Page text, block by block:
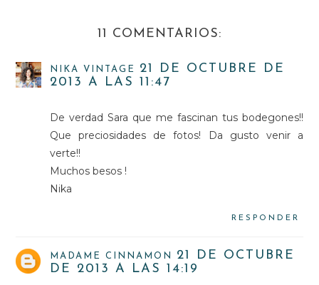
11 COMENTARIOS:
NIKA VINTAGE
21 DE OCTUBRE DE
2013 A LAS 11:47
De verdad Sara que me fascinan tus bodegones!!
Que preciosidades de fotos! Da gusto venir a
verte!!
Muchos besos !
Nika
RESPONDER
MADAME CINNAMON
21 DE OCTUBRE
DE 2013 A LAS 14:19